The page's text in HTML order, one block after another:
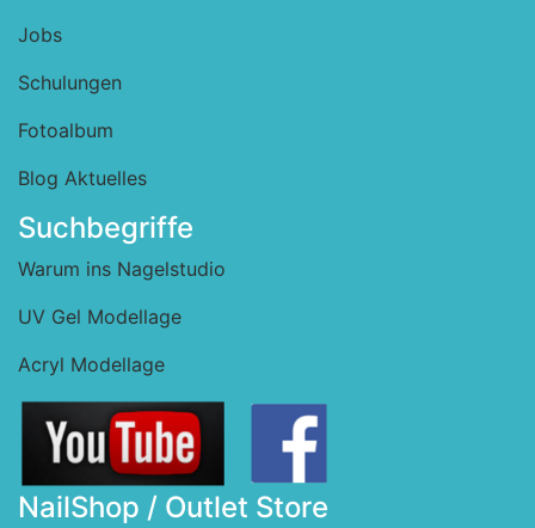
Jobs
Schulungen
Fotoalbum
Blog Aktuelles
Suchbegriffe
Warum ins Nagelstudio
UV Gel Modellage
Acryl Modellage
NailShop / Outlet Store